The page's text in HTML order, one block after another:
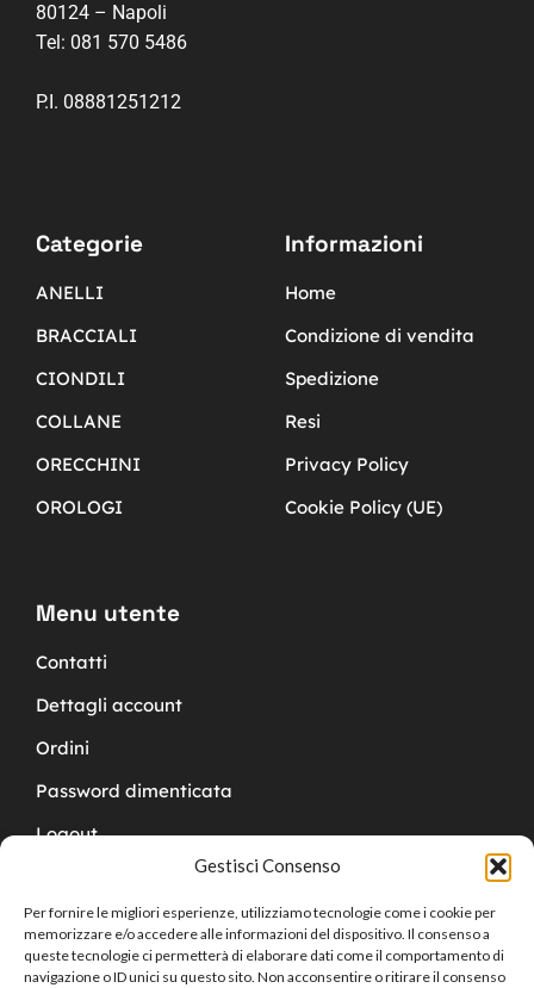
Gestisci Consenso
Per fornire le migliori esperienze, utilizziamo tecnologie come i cookie per
memorizzare e/o accedere alle informazioni del dispositivo. Il consenso a
queste tecnologie ci permetterà di elaborare dati come il comportamento di
navigazione o ID unici su questo sito. Non acconsentire o ritirare il consenso
80124 – Napoli
Tel: 081 570 5486
P.I. 08881251212
Categorie
ANELLI
BRACCIALI
CIONDILI
COLLANE
ORECCHINI
OROLOGI
Informazioni
Home
Condizione di vendita
Spedizione
Resi
Privacy Policy
Cookie Policy (UE)
Menu utente
Contatti
Dettagli account
Ordini
Password dimenticata
Logout